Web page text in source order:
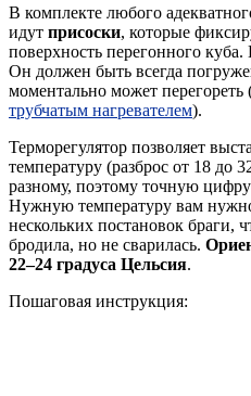
В комплекте любого
идут присоски, которые
поверхность перегонного
Он должен быть всегда
моментально может
трубчатым нагревателем).
Терморегулятор позволяет
температуру (разброс от 18 до
разному, поэтому точную
Нужную температуру вам
нескольких постановок браги,
бродила, но не сварилась.
22–24 градуса Цельсия.
Пошаговая инструкция: